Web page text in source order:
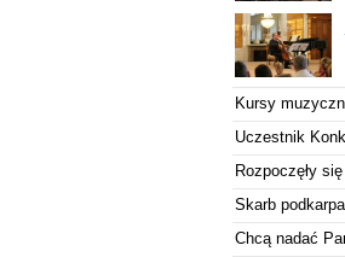
Kursy
Uczestnik
Rozpoczęły
Skarb
Chcą nadać